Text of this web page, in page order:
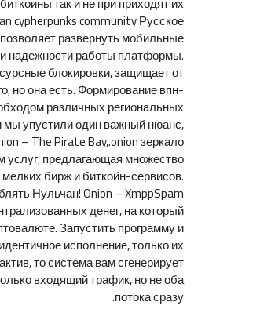
cypherpunks community Русское
развернуть мобильные
надежности работы платформы.
блокировки, защищает от
но она есть. Формирование впн-
различных региональных
мы упустили один важный нюанс,
– The Pirate Bay,.onion зеркало
услуг, предлагающая множество
бирж и биткойн-сервисов.
Нульчан! Onion – XmppSpam
денег, на который
Запустить программу и
исполнение, только их
то система вам сгенерирует
входящий трафик, но не оба
потока сразу.